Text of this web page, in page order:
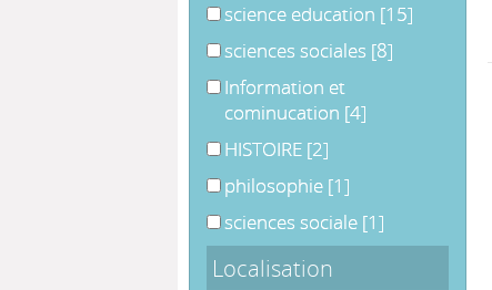
science education
science education [15]
sciences sociales
sciences sociales [8]
Information et cominucation
Information et
cominucation [4]
HISTOIRE
HISTOIRE [2]
philosophie
philosophie [1]
sciences sociale
sciences sociale [1]
Localisation